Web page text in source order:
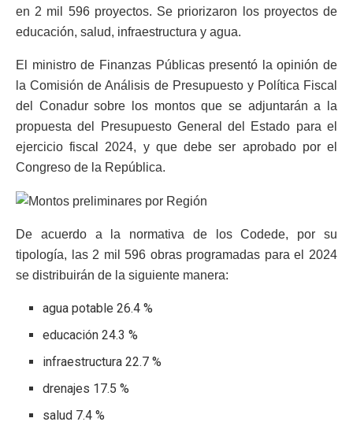
en 2 mil 596 proyectos. Se priorizaron los proyectos de
educación, salud, infraestructura y agua.
El ministro de Finanzas Públicas presentó la opinión de
la Comisión de Análisis de Presupuesto y Política Fiscal
del Conadur sobre los montos que se adjuntarán a la
propuesta del Presupuesto General del Estado para el
ejercicio fiscal 2024, y que debe ser aprobado por el
Congreso de la República.
De acuerdo a la normativa de los Codede, por su
tipología, las 2 mil 596 obras programadas para el 2024
se distribuirán de la siguiente manera:
agua potable 26.4 %
educación 24.3 %
infraestructura 22.7 %
drenajes 17.5 %
salud 7.4 %